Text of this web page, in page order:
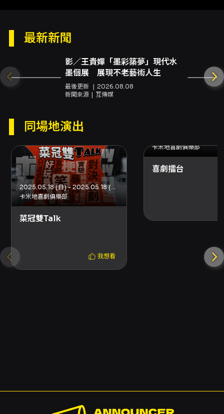
規定，本節目採用方案一：消費者請求退換票之
時限為演出日前10日(不含演出日)，但消費者於
退換票時限屆至前購買，迄於時限屆至後始收受
票券或於開演前仍未收受票券者，亦得退換票，
全家取票因購買當日便可取票則不適用此規範
酌收票面金額10%手續費，限活動10日前辦理
（不含活動當日），請詳閱
KKTIX退換票規定。
開演前30分鐘入場。
一人一票憑票入場，建議12歲以上觀眾入場，
票券視同有價證券，請妥善保存，如遺失或毀
損恕不補發。
如遇票券毀損、滅失或遺失，主辦單位將依
機制：主辦單位應提供消費者票券毀損、滅失
及遺失時之入場機制並詳加說明。」之規定辦
理，詳情請洽KKTIX客服中心。
最新新聞
影／王貴嬋「墨彩築夢」現代水
墨個展 展現不老藝術人生
最後更新
2026.08.08
新聞來源
互傳媒
同場地演出
2025.05.18 (日) - 2025.05.18 (日)
卡米地喜劇俱樂部
菜冠雙Talk
我想看
卡米地喜劇俱樂部
喜劇擂台